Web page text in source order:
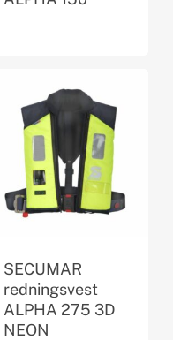
SECUMAR
redningsvest
ALPHA 275 3D
NEON